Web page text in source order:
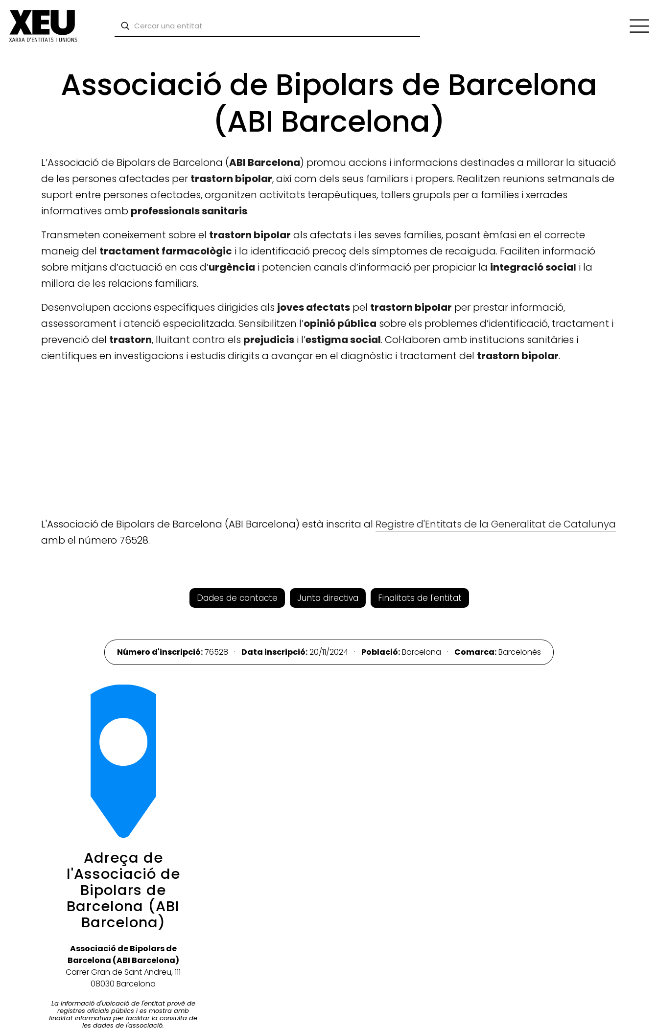
Associació de Bipolars de Barcelona
(ABI Barcelona)
L’Associació de Bipolars de Barcelona (ABI Barcelona) promou accions i informacions destinades a millorar la situació
de les persones afectades per trastorn bipolar, així com dels seus familiars i propers. Realitzen reunions setmanals de
suport entre persones afectades, organitzen activitats terapèutiques, tallers grupals per a famílies i xerrades
informatives amb professionals sanitaris.
Transmeten coneixement sobre el trastorn bipolar als afectats i les seves famílies, posant èmfasi en el correcte
maneig del tractament farmacològic i la identificació precoç dels símptomes de recaiguda. Faciliten informació
sobre mitjans d’actuació en cas d’urgència i potencien canals d’informació per propiciar la integració social i la
millora de les relacions familiars.
Desenvolupen accions específiques dirigides als joves afectats pel trastorn bipolar per prestar informació,
assessorament i atenció especialitzada. Sensibilitzen l’opinió pública sobre els problemes d’identificació, tractament i
prevenció del trastorn, lluitant contra els prejudicis i l’estigma social. Col·laboren amb institucions sanitàries i
científiques en investigacions i estudis dirigits a avançar en el diagnòstic i tractament del trastorn bipolar.
L'Associació de Bipolars de Barcelona (ABI Barcelona) està inscrita al Registre d'Entitats de la Generalitat de Catalunya
amb el número 76528.
Dades de contacte Junta directiva Finalitats de l'entitat
Número d'inscripció:76528 · Data inscripció:20/11/2024 · Població:Barcelona · Comarca:Barcelonès
Adreça de
l'Associació de
Bipolars de
Barcelona (ABI
Barcelona)
Associació de Bipolars de
Barcelona (ABI Barcelona)
Carrer Gran de Sant Andreu, 111
08030 Barcelona
La informació d'ubicació de l'entitat prové de
registres oficials públics i es mostra amb
finalitat informativa per facilitar la consulta de
les dades de l'associació.